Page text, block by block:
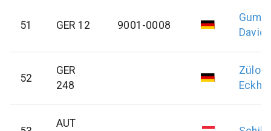
51 GER 12 9001-0008
David
52
GER
248
Zülow
AUT